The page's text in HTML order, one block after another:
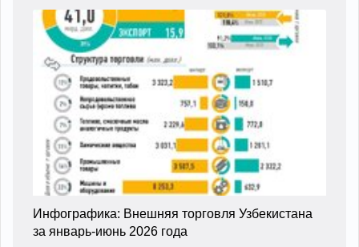
Инфографика: Внешняя торговля Узбекистана
за январь-июнь 2026 года